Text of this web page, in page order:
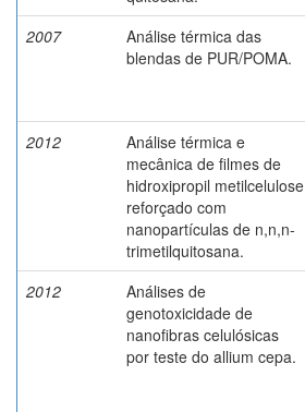
2007
Análise térmica das
blendas de PUR/POMA.
2012
Análise térmica e
mecânica de filmes de
hidroxipropil metilcelulose
reforçado com
nanopartículas de n,n,n-
trimetilquitosana.
2012
Análises de
genotoxicidade de
nanofibras celulósicas
por teste do allium cepa.